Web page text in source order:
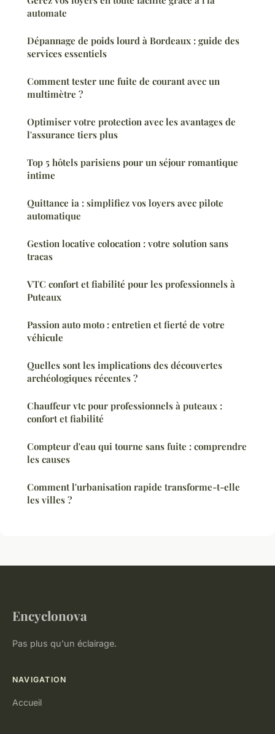
automate
Dépannage de poids lourd à Bordeaux : guide des
services essentiels
Comment tester une fuite de courant avec un
multimètre ?
Optimiser votre protection avec les avantages de
l'assurance tiers plus
Top 5 hôtels parisiens pour un séjour romantique
intime
Quittance ia : simplifiez vos loyers avec pilote
automatique
Gestion locative colocation : votre solution sans
tracas
VTC confort et fiabilité pour les professionnels à
Puteaux
Passion auto moto : entretien et fierté de votre
véhicule
Quelles sont les implications des découvertes
archéologiques récentes ?
Chauffeur vtc pour professionnels à puteaux :
confort et fiabilité
Compteur d'eau qui tourne sans fuite : comprendre
les causes
Comment l'urbanisation rapide transforme-t-elle
les villes ?
Encyclonova
Pas plus qu'un éclairage.
NAVIGATION
Accueil